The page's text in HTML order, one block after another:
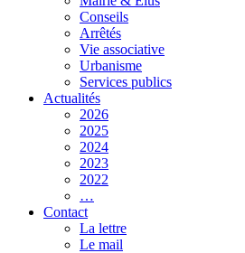
Conseils
Arrêtés
Vie associative
Urbanisme
Services publics
Actualités
2026
2025
2024
2023
2022
…
Contact
La lettre
Le mail